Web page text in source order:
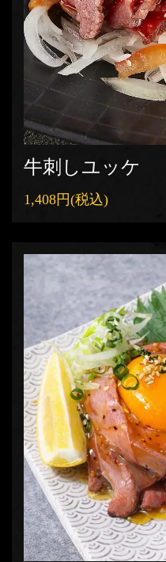
牛刺しユッケ
1,408円(税込)